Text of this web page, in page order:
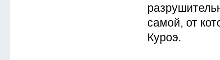
самой, от
Куроэ.